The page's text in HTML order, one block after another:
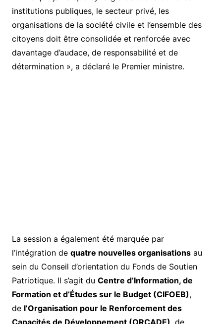
institutions publiques, le secteur privé, les
organisations de la société civile et l’ensemble des
citoyens doit être consolidée et renforcée avec
davantage d’audace, de responsabilité et de
détermination », a déclaré le Premier ministre.
La session a également été marquée par
l’intégration de quatre nouvelles organisationsau
sein du Conseil d’orientation du Fonds de Soutien
Patriotique. Il s’agit du Centre d’Information, de
Formation et d’Études sur le Budget (CIFOEB),
de l’Organisation pour le Renforcement des